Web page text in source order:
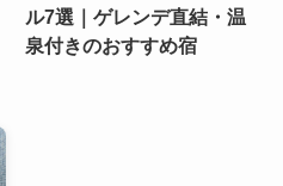
ル7選｜ゲレンデ直結・温
泉付きのおすすめ宿